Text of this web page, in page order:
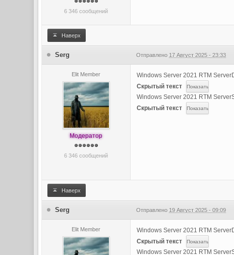
6 346 сообщений
Наверх
Serg Отправлено 17 Август 2025 - 23:33
Elit Member
Модератор
6 346 сообщений
Windows Server 2021 RTM
Скрытый текст
Windows Server 2021 RTM
Скрытый текст
Наверх
Serg Отправлено 19 Август 2025 - 09:09
Elit Member
Windows Server 2021 RTM
Скрытый текст
Windows Server 2021 RTM